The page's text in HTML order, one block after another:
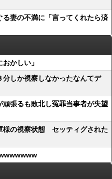
る妻の不満に「言ってくれたら済
かしい」
しか視察しなかったなんてデ
張るも敗北し冤罪当事者が失望
様の視察状態 セッティグされた